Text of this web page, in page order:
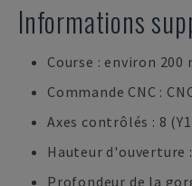
Informations
Course : environ 200
Commande CNC :
Axes contrôlés : 8
Hauteur d'ouverture
Profondeur de la